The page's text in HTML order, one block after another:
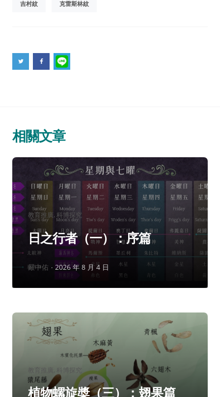
吉村紋 克雷斯林紋
相關文章
分
類：
教育推廣 科博探究
日之行者（一）：序篇
作
嚴中佑 2026 年 8 月 4 日
分
類：
教育推廣 科博探究
植物螺旋槳（三）：翅果篇